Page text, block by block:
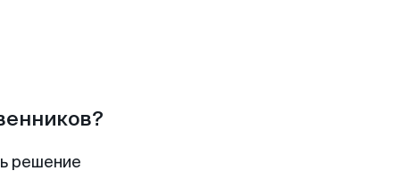
решение